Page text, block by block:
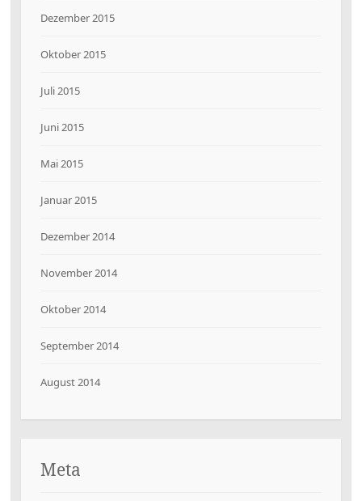
Dezember 2015
Oktober 2015
Juli 2015
Juni 2015
Mai 2015
Januar 2015
Dezember 2014
November 2014
Oktober 2014
September 2014
August 2014
Meta